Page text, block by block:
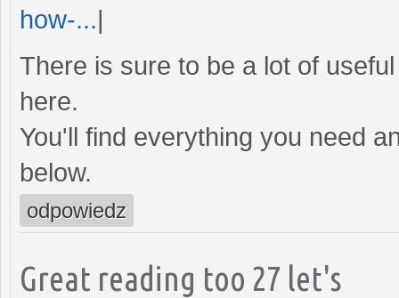
how-...|
There is sure to be a lot of
here.
You'll find everything you need
below.
odpowiedz
Great reading too 27 let's